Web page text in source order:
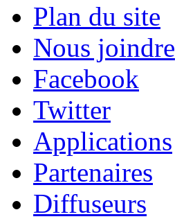
Plan du site
Nous joindre
Facebook
Twitter
Applications
Partenaires
Diffuseurs